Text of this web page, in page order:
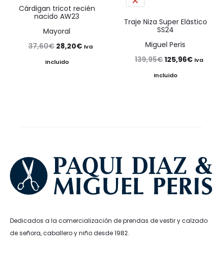
Cárdigan tricot recién
nacido AW23
Mayoral
37,60€ El
precio
28,20€ElIva
Incluido
Traje Niza Super Elástico
SS24
Miguel Peris
139,95€El
precio
125,96€ElIva
Incluido
Dedicados a la comercialización de prendas de vestir y calzado
de señora, caballero y niño desde 1982.